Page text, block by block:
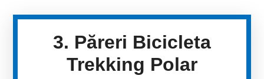
3. Păreri Bicicleta
Trekking Polar